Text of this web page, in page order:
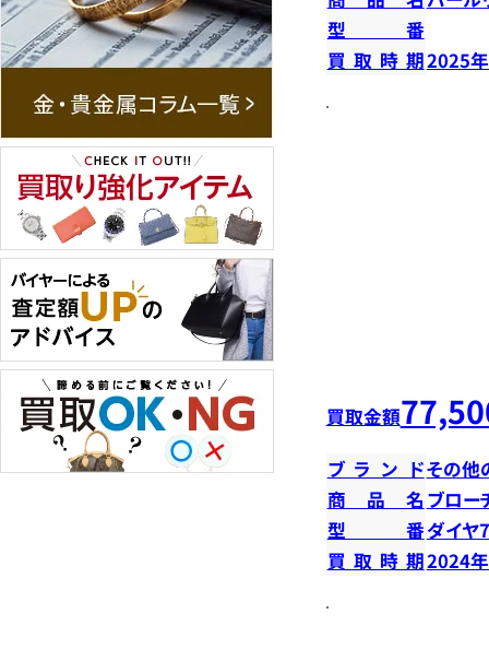
型番
買取時期2025
買取金額
ブランドその他
商品名 ブロー
型番ダイヤ
買取時期2024